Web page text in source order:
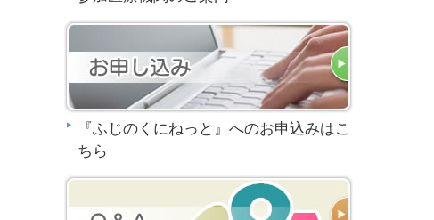
『ふじのくにねっと』へのお申込みはこ
ちら